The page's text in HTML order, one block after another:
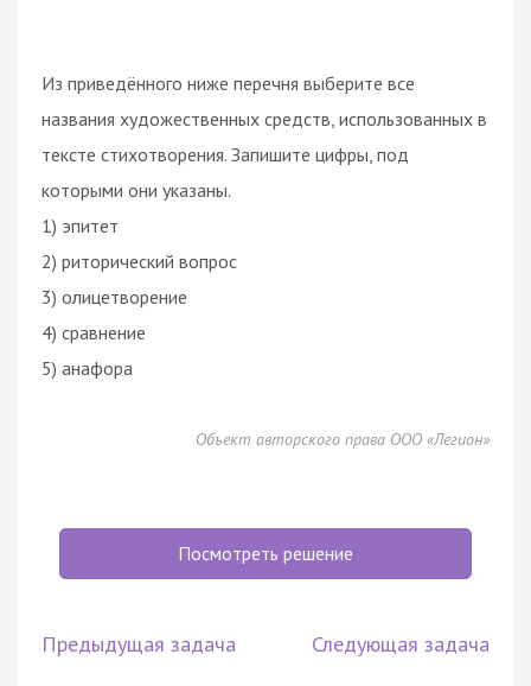
Из приведённого ниже перечня выберите все
названия художественных средств, использованных в
тексте стихотворения. Запишите цифры, под
которыми они указаны.
1) эпитет
2) риторический вопрос
3) олицетворение
4) сравнение
5) анафора
Объект авторского права ООО «Легион»
Посмотреть решение
Предыдущая задача Следующая задача